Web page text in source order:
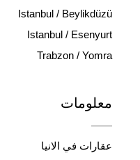
Istanbul / Beylikdüzü
Istanbul / Esenyurt
Trabzon / Yomra
معلومات
عقارات في الانيا